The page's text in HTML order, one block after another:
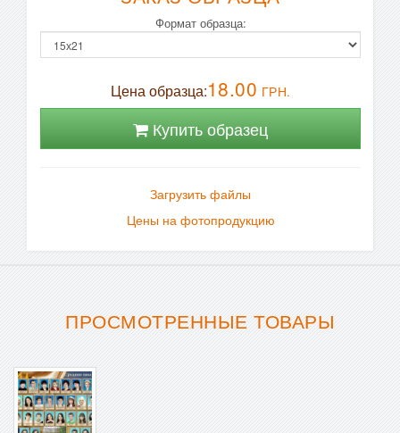
Формат образца:
Цена образца:18.00 ГРН.
Купить образец
Загрузить файлы
Цены на фотопродукцию
ПРОСМОТРЕННЫЕ ТОВАРЫ